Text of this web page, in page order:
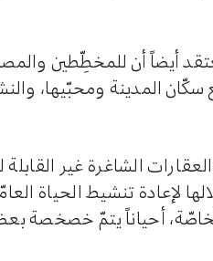
أيضاً أن للمخطِّطين
سكّان المدينة ومحبّيها،
الشاغرة غير القابلة
لإعادة تنشيط الحياة
أحياناً يتمّ خصخصة